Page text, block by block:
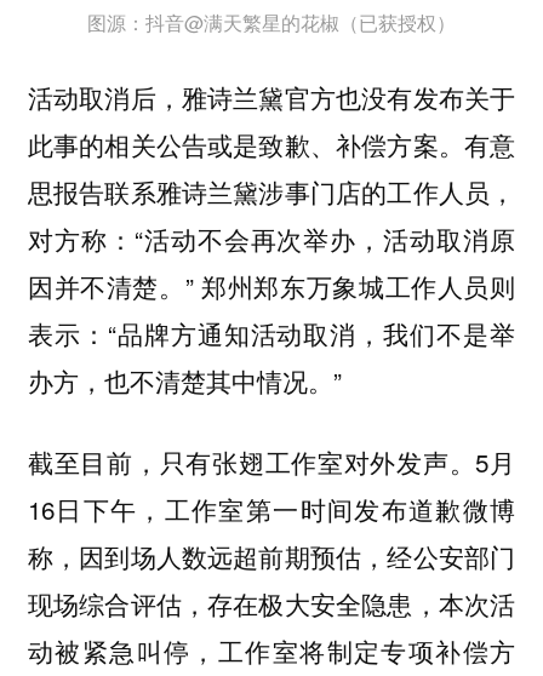
图源：抖音@满天繁星的花椒（已获授权）
活动取消后，雅诗兰黛官方也没有发布关于
此事的相关公告或是致歉、补偿方案。有意
思报告联系雅诗兰黛涉事门店的工作人员，
对方称：“活动不会再次举办，活动取消原
因并不清楚。” 郑州郑东万象城工作人员则
表示：“品牌方通知活动取消，我们不是举
办方，也不清楚其中情况。”
截至目前，只有张翅工作室对外发声。5月
16日下午，工作室第一时间发布道歉微博
称，因到场人数远超前期预估，经公安部门
现场综合评估，存在极大安全隐患，本次活
动被紧急叫停，工作室将制定专项补偿方